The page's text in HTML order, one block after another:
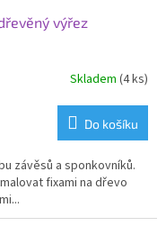
výřez
Skladem (4 ks)
Do košíku
závěsů a sponkovníků.
fixami na dřevo